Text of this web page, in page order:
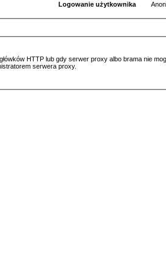
Logowanie użytkownika
HTTP lub gdy serwer proxy albo brama nie
serwera proxy.